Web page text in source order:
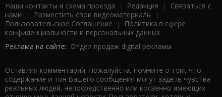
Наши контакты и схема проезда | Редакция | Связаться с
нами | Разместить свои видеоматериалы |
Пользовательское Соглашение |
Политика в сфере
конфиденциальности и персональных данных
Реклама на сайте: Отдел продаж digital рекламы
Оставляя комментарий, пожалуйста, помните о том, что
содержание и тон Вашего сообщения могут задеть чувства
реальных людей, непосредственно или косвенно имеющих